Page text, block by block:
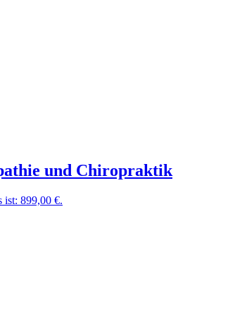
und Chiropraktik
ist: 899,00 €.